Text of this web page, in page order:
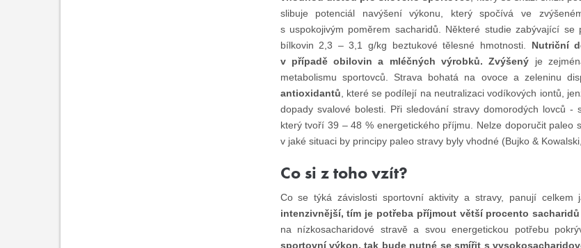
slibuje potenciál navýšení výkonu, který spočívá ve
s uspokojivým poměrem sacharidů. Některé studie zabývající
bílkovin 2,3 – 3,1 g/kg beztukové tělesné hmotnosti. Nutriční
v případě obilovin a mléčných výrobků. Zvýšený je
metabolismu sportovců. Strava bohatá na ovoce a zeleninu
antioxidantů , které se podílejí na neutralizaci vodíkových iontů,
dopady svalové bolesti. Při sledování stravy domorodých lovců
který tvoří 39 – 48 % energetického příjmu. Nelze doporučit
v jaké situaci by principy paleo stravy byly vhodné (Bujko &
Co si z toho vzít?
Co se týká závislosti sportovní aktivity a stravy, panují celkem
intenzivnější, tím je potřeba příjmout větší procento
na nízkosacharidové stravě a svou energetickou potřebu
sportovní výkon, tak bude nutné se smířit s